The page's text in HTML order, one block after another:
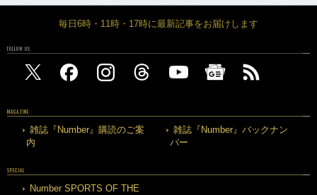
毎日6時・11時・17時に最新記事をお届けします
FOLLOW US
MAGAZINE
雑誌『Number』購読のご案
内
雑誌『Number』バックナン
バー
SPECIAL
Number SPORTS OF THE